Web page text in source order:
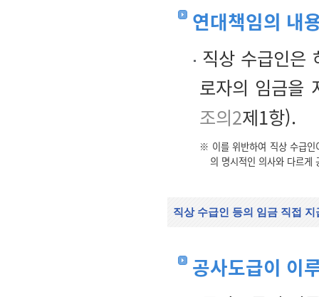
연대책임의 내
직상 수급인은
로자의 임금을
조의2제1항).
※ 이를 위반하여 직상 수급인
의 명시적인 의사와 다르게
직상 수급인 등의 임금 직접 지
공사도급이 이